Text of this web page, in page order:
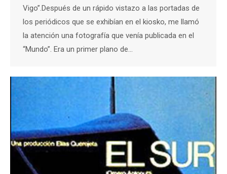
Vigo”.Después de un rápido vistazo a las portadas de
los periódicos que se exhibían en el kiosko, me llamó
la atención una fotografía que venía publicada en el
“Mundo”. Era un primer plano de…